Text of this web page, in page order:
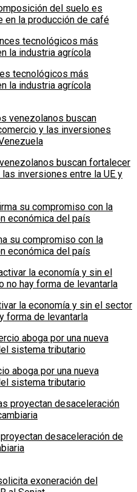
del suelo es
en la producción de café
tecnológicos más
la industria agrícola
buscan fortalecer
inversiones entre la UE y
su compromiso con la
económica del país
la economía y sin el sector
forma de levantarla
aboga por una nueva
sistema tributario
desaceleración de